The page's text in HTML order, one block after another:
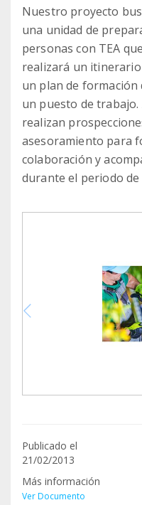
Nuestro proyecto
una unidad de
personas con TEA
realizará un
un plan de formación
un puesto de trabajo.
realizan
asesoramiento para
colaboración y
durante el periodo de
Publicado el
21/02/2013
Más información
Ver Documento